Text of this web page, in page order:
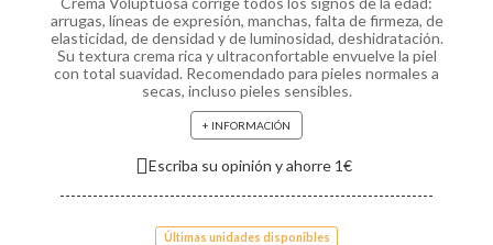
arrugas, líneas de expresión, manchas, falta de firmeza, de
elasticidad, de densidad y de luminosidad, deshidratación.
Su textura crema rica y ultraconfortable envuelve la piel
con total suavidad. Recomendado para pieles normales a
secas, incluso pieles sensibles.
+ INFORMACIÓN
Escriba su opinión y ahorre 1€
Últimas unidades disponibles